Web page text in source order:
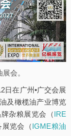
会。
日在广州•广交会展
及橄榄油产业博览
杂粮展览会（IRE
览会（IGME粮油